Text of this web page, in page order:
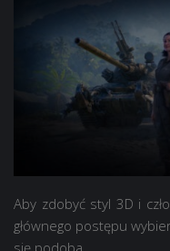
Aby zdobyć styl 3D i
głównego postępu
się podoba.